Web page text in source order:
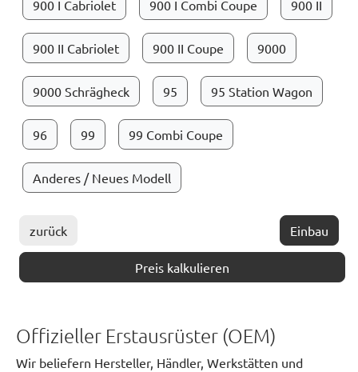
900 I Cabriolet 900 I Combi Coupe 900 II
900 II Cabriolet 900 II Coupe 9000
9000 Schrägheck 95 95 Station Wagon
96 99 99 Combi Coupe
Anderes / Neues Modell
zurück Einbau
Preis kalkulieren
Offizieller Erstausrüster (OEM)
Wir beliefern Hersteller, Händler, Werkstätten und